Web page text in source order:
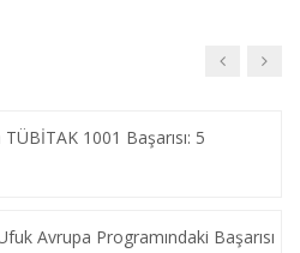
2. Dönem Tübitak 2209-A Proje
1001 Başarısı: 5
Avrupa Programındaki Başarısı